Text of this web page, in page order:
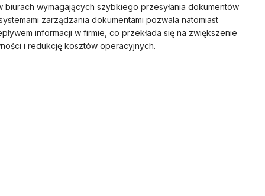
biurach wymagających szybkiego przesyłania dokumentów
zarządzania dokumentami pozwala natomiast
informacji w firmie, co przekłada się na zwiększenie
i redukcję kosztów operacyjnych.